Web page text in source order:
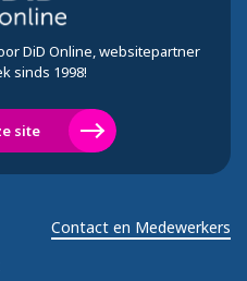
DiD Online, websitepartner
sinds 1998!
site
Contact en Medewerkers